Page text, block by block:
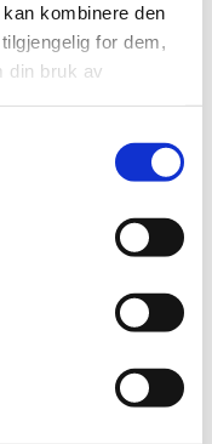
kombinere den
for dem,
din bruk av
å forstå hvordan det
igjen faste brukere for
fra andre
og trafikkmålinger, og